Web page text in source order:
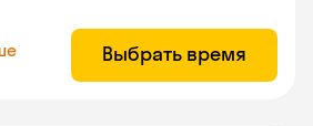
Выбрать время